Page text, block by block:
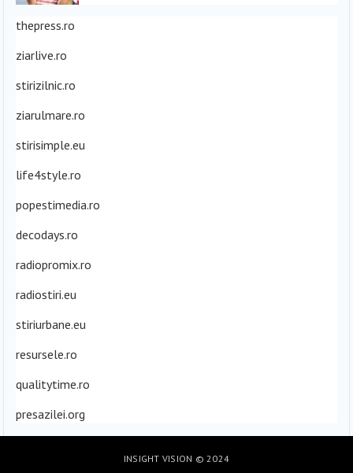
thepress.ro
ziarlive.ro
stirizilnic.ro
ziarulmare.ro
stirisimple.eu
life4style.ro
popestimedia.ro
decodays.ro
radiopromix.ro
radiostiri.eu
stiriurbane.eu
resursele.ro
qualitytime.ro
presazilei.org
INSIGHT VISION © 2024